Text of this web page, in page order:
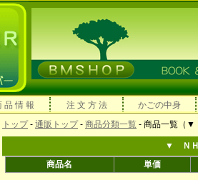
品 情 報 注 文 方 法 かごの中身
トップ- 通販トップ- 商品分類一覧 - 商品一覧（
▼ ＮＨ
商品名
単価